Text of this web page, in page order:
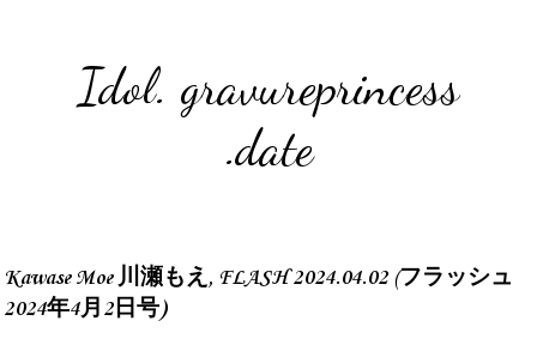
Idol. gravureprincess
.date
Kawase Moe 川瀬もえ, FLASH 2024.04.02 (フラッシュ
2024年4月2日号)